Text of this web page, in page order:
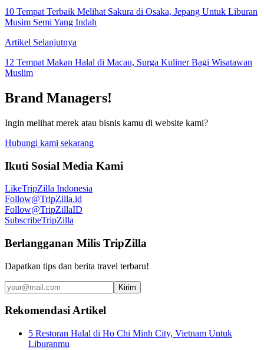
10 Tempat Terbaik Melihat Sakura di Osaka, Jepang Untuk Liburan
Musim Semi Yang Indah
Artikel Selanjutnya
12 Tempat Makan Halal di Macau, Surga Kuliner Bagi Wisatawan
Muslim
Brand Managers!
Ingin melihat merek atau bisnis kamu di website kami?
Hubungi kami sekarang
Ikuti Sosial Media Kami
LikeTripZilla Indonesia
Follow@TripZilla.id
Follow@TripZillaID
SubscribeTripZilla
Berlangganan Milis TripZilla
Dapatkan tips dan berita travel terbaru!
Kirim
Rekomendasi Artikel
5 Restoran Halal di Ho Chi Minh City, Vietnam Untuk
Liburanmu